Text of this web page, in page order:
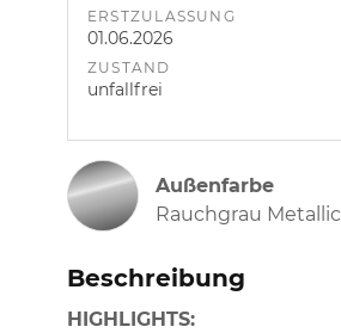
ERSTZULASSUNG
01.06.2026
ZUSTAND
unfallfrei
Außenfarbe
Rauchgrau Metallic
Beschreibung
HIGHLIGHTS: